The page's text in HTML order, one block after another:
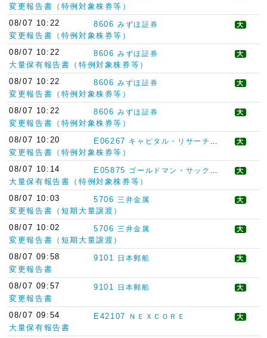
変更報告書（特例対象株券等）
08/07 10:22
8606 みずほ証券 大
変更報告書（特例対象株券等）
08/07 10:22
8606 みずほ証券 大
大量保有報告書（特例対象株券等）
08/07 10:22
8606 みずほ証券 大
変更報告書（特例対象株券等）
08/07 10:22
8606 みずほ証券 大
変更報告書（特例対象株券等）
08/07 10:20
E06267 キャピタル・リサーチ・アンド・マネージメント・カンパニー 大
変更報告書（特例対象株券等）
08/07 10:14
E05875 ゴールドマン・サックス・インターナショナル 大
大量保有報告書（特例対象株券等）
08/07 10:03
5706 三井金属 大
変更報告書（短期大量譲渡）
08/07 10:02
5706 三井金属 大
変更報告書（短期大量譲渡）
08/07 09:58
9101 日本郵船 大
変更報告書
08/07 09:57
9101 日本郵船 大
変更報告書
08/07 09:54
E42107 ＮＥＸＣＯＲＥ 大
大量保有報告書